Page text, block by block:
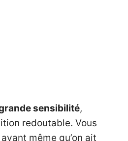
sensibilité,
redoutable. Vous
même qu’on ait